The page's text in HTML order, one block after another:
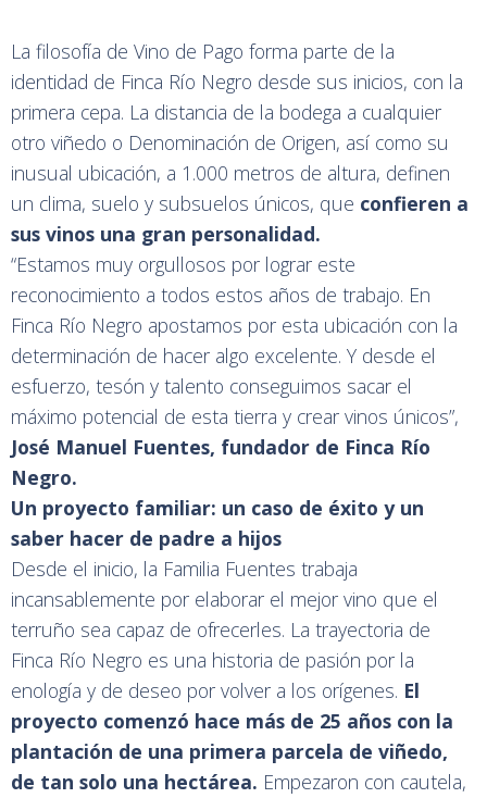
La filosofía de Vino de Pago forma parte de la
identidad de Finca Río Negro desde sus inicios, con la
primera cepa. La distancia de la bodega a cualquier
otro viñedo o Denominación de Origen, así como su
inusual ubicación, a 1.000 metros de altura, definen
un clima, suelo y subsuelos únicos, que confieren a
sus vinos una gran personalidad.
“Estamos muy orgullosos por lograr este
reconocimiento a todos estos años de trabajo. En
Finca Río Negro apostamos por esta ubicación con la
determinación de hacer algo excelente. Y desde el
esfuerzo, tesón y talento conseguimos sacar el
máximo potencial de esta tierra y crear vinos únicos”,
José Manuel Fuentes, fundador de Finca Río
Negro.
Un proyecto familiar: un caso de éxito y un
saber hacer de padre a hijos
Desde el inicio, la Familia Fuentes trabaja
incansablemente por elaborar el mejor vino que el
terruño sea capaz de ofrecerles. La trayectoria de
Finca Río Negro es una historia de pasión por la
enología y de deseo por volver a los orígenes. El
proyecto comenzó hace más de 25 años con la
plantación de una primera parcela de viñedo,
de tan solo una hectárea. Empezaron con cautela,